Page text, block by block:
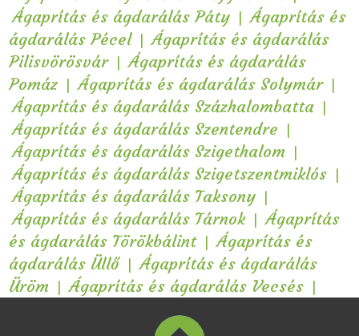
Ágaprítás és ágdarálás Páty | Ágaprítás és
ágdarálás Pécel | Ágaprítás és ágdarálás
Pilisvörösvár | Ágaprítás és ágdarálás
Pomáz | Ágaprítás és ágdarálás Solymár |
Ágaprítás és ágdarálás Százhalombatta |
Ágaprítás és ágdarálás Szentendre |
Ágaprítás és ágdarálás Szigethalom |
Ágaprítás és ágdarálás Szigetszentmiklós |
Ágaprítás és ágdarálás Taksony |
Ágaprítás és ágdarálás Tárnok | Ágaprítás
és ágdarálás Törökbálint | Ágaprítás és
ágdarálás Üllő | Ágaprítás és ágdarálás
Üröm | Ágaprítás és ágdarálás Vecsés |